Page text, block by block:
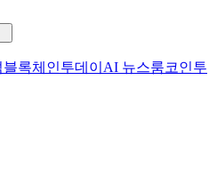
블록체인투데이 AI 뉴스룸코인투